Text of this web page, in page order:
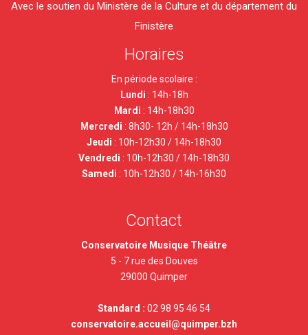
Avec le soutien du Ministère de la Culture et du département du
Finistère
Horaires
En période scolaire :
Lundi : 14h-18h
Mardi : 14h-18h30
Mercredi : 8h30- 12h / 14h-18h30
Jeudi : 10h-12h30 / 14h-18h30
Vendredi : 10h-12h30 / 14h-18h30
Samedi : 10h-12h30 / 14h-16h30
Contact
Conservatoire Musique Théâtre
5 - 7 rue des Douves
29000 Quimper
Standard : 02 98 95 46 54
conservatoire.accueil@quimper.bzh